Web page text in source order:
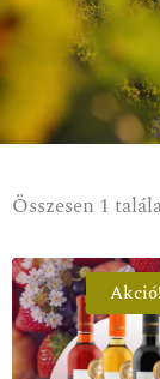
Összesen 1
Akció!